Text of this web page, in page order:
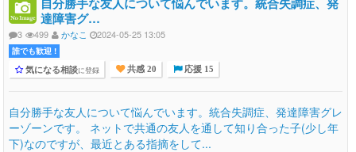
達障害グ…
3 499 かなこ 2024-05-25 13:05
誰でも歓迎 !
気になる相談に登録 共感 20 応援 15
自分勝手な友人について悩んでいます。統合失調症、発達障害グレ
ーゾーンです。 ネットで共通の友人を通して知り合った子(少し年
下)なのですが、最近とある指摘をして...